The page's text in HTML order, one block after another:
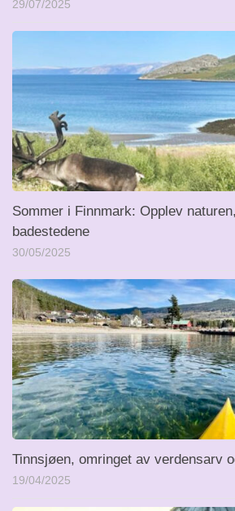
29/07/2025
Sommer i Finnmark: Opplev
badestedene
30/05/2025
Tinnsjøen, omringet av verdensarv
19/04/2025